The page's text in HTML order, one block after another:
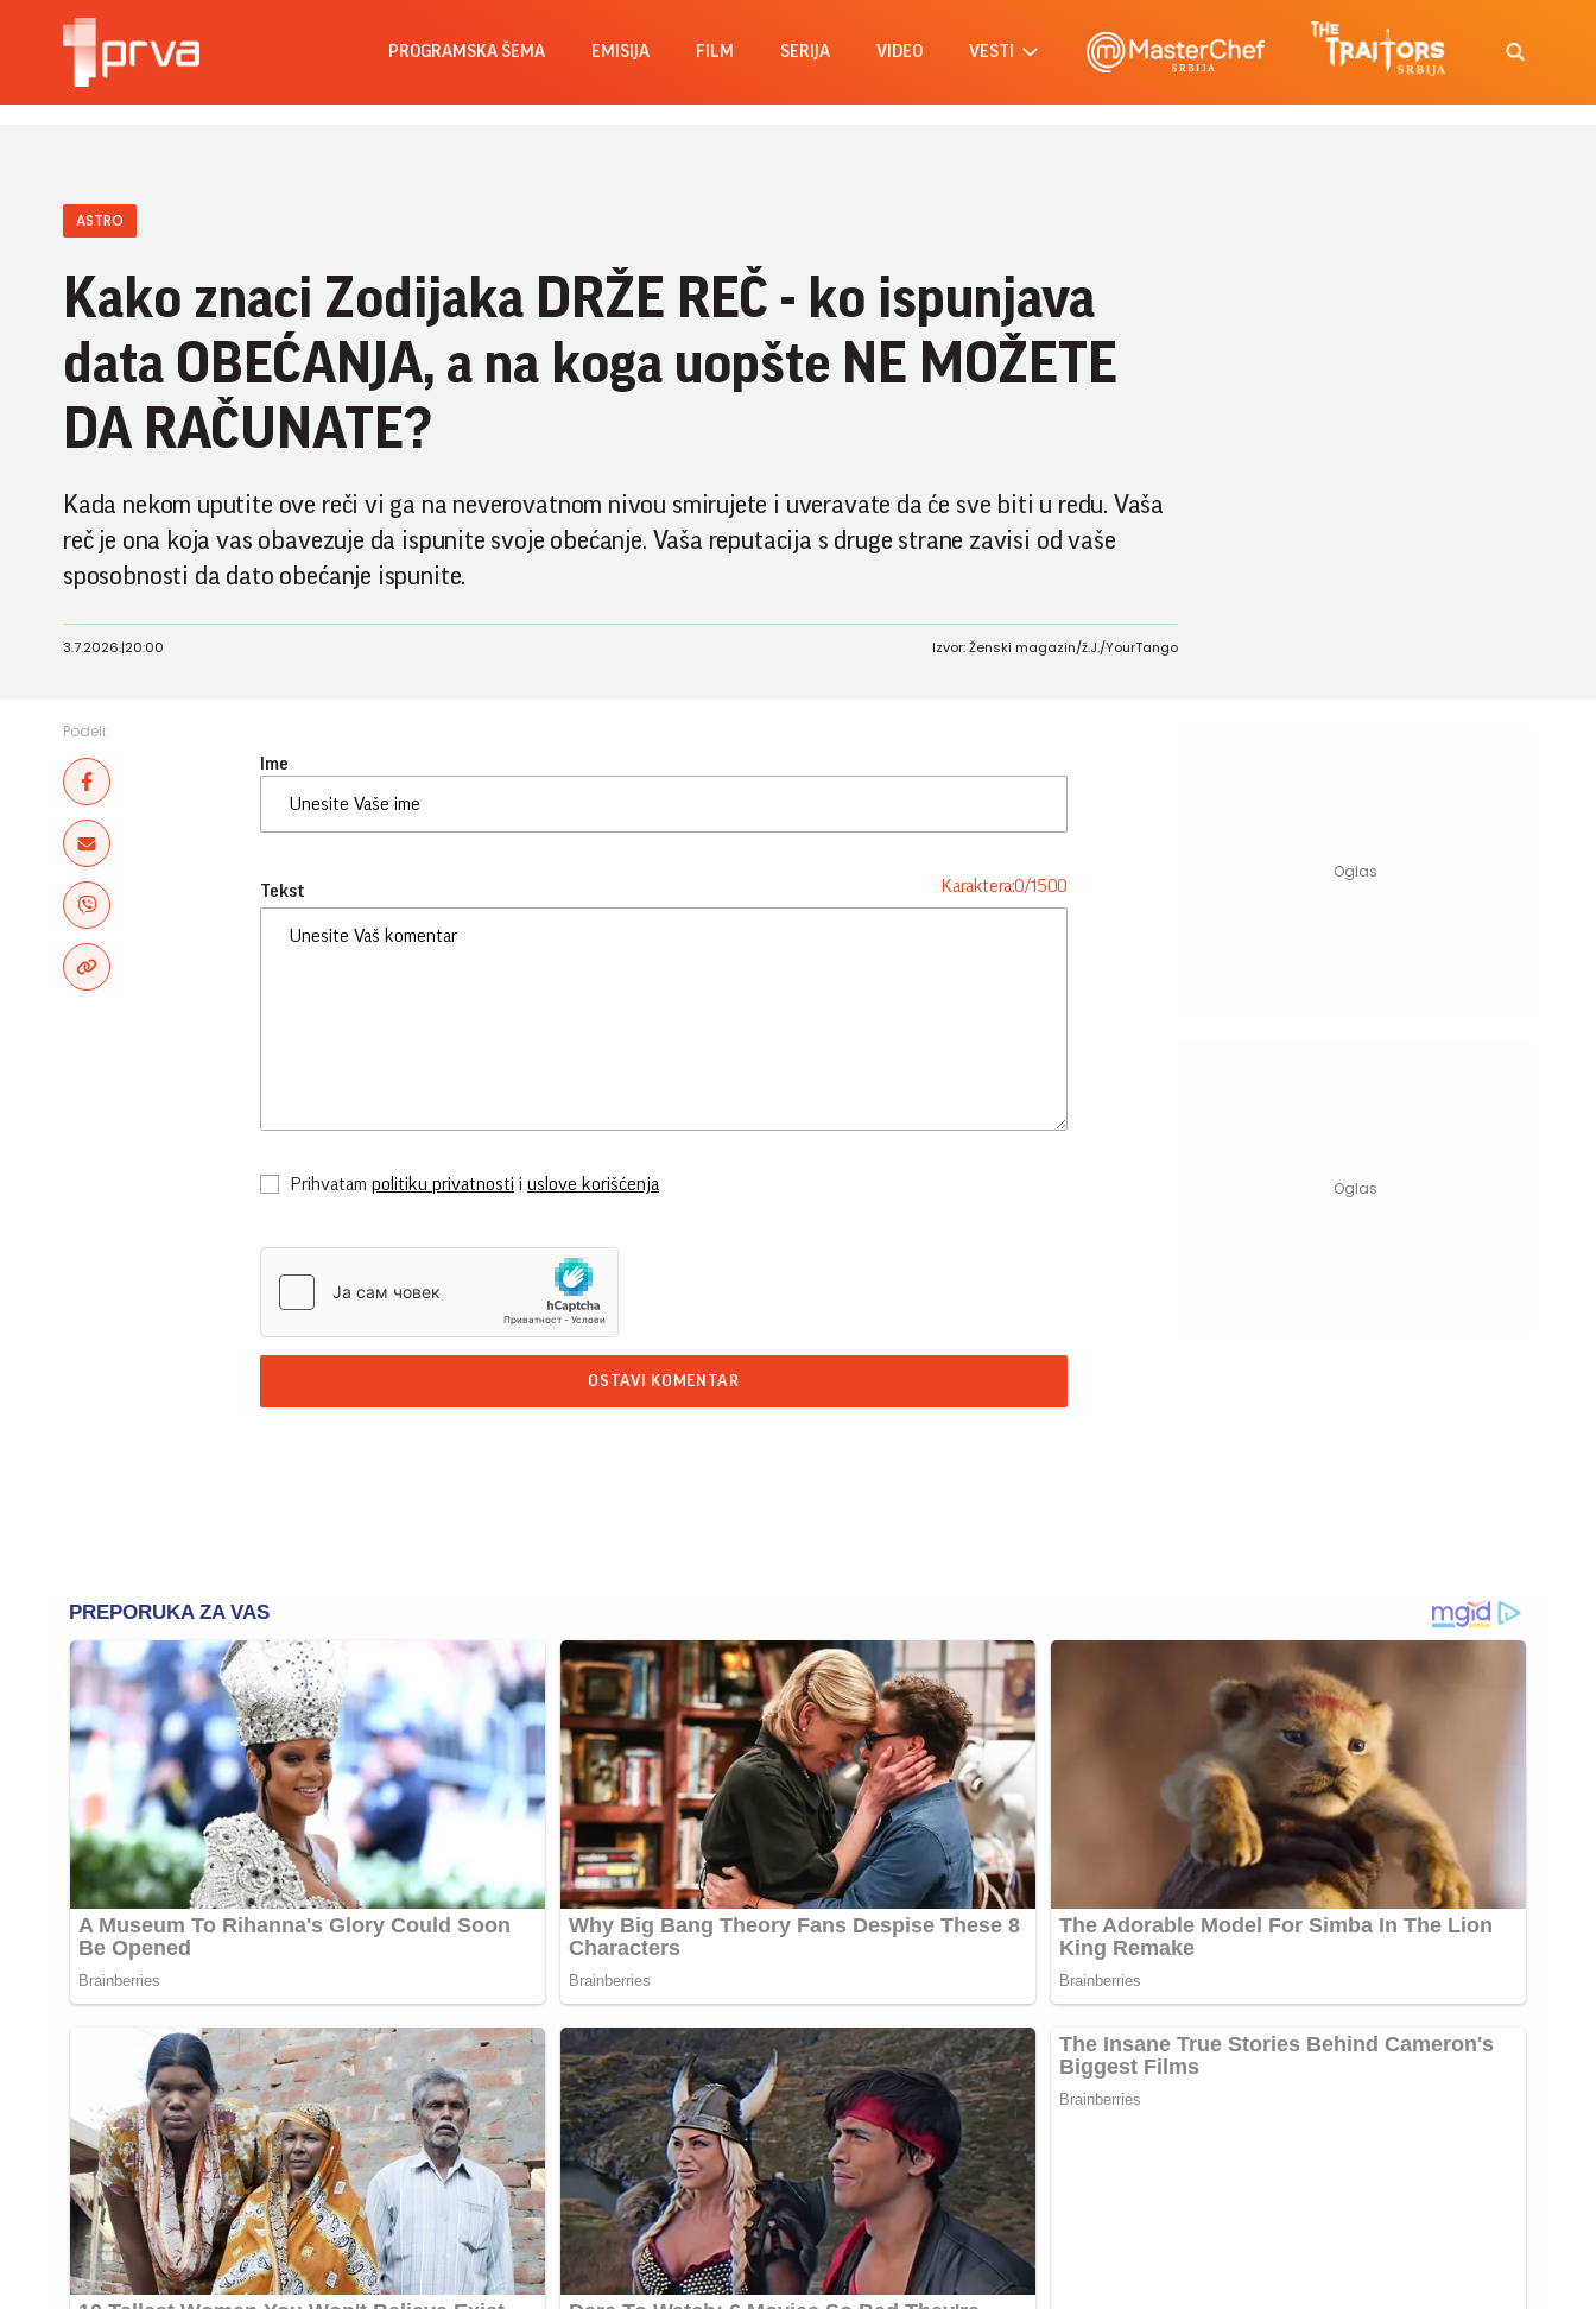
PROGRAMSKA ŠEMA EMISIJA FILM SERIJA VIDEO VESTI
ASTRO
Kako znaci Zodijaka DRŽE REČ - ko ispunjava
data OBEĆANJA, a na koga uopšte NE MOŽETE
DA RAČUNATE?
Kada nekom uputite ove reči vi ga na neverovatnom nivou smirujete i uveravate da će sve biti u redu. Vaša
reč je ona koja vas obavezuje da ispunite svoje obećanje. Vaša reputacija s druge strane zavisi od vaše
sposobnosti da dato obećanje ispunite.
3.7.2026.|20:00 Izvor: Ženski magazin/ž.J./YourTango
Podeli:
Ime
Tekst Karaktera:0/1500
Prihvatam politiku privatnosti i uslove korišćenja
OSTAVI KOMENTAR